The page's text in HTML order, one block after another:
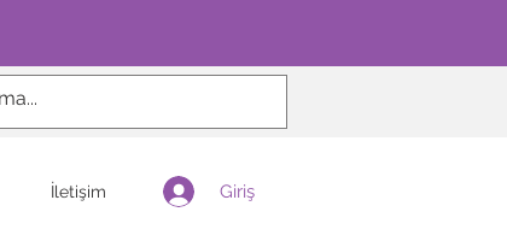
İletişim Giriş